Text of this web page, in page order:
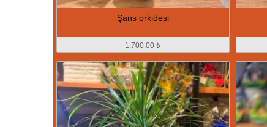
Şans orkidesi
1,700.00 ₺